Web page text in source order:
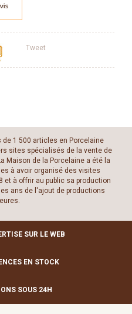
Tweet
1 500 articles en Porcelaine
sites spécialisés de la vente de
Maison de la Porcelaine a été la
à avoir organisé des visites
à offrir au public sa production
ans de l'ajout de productions
SUR LE WEB
EN STOCK
SOUS 24H